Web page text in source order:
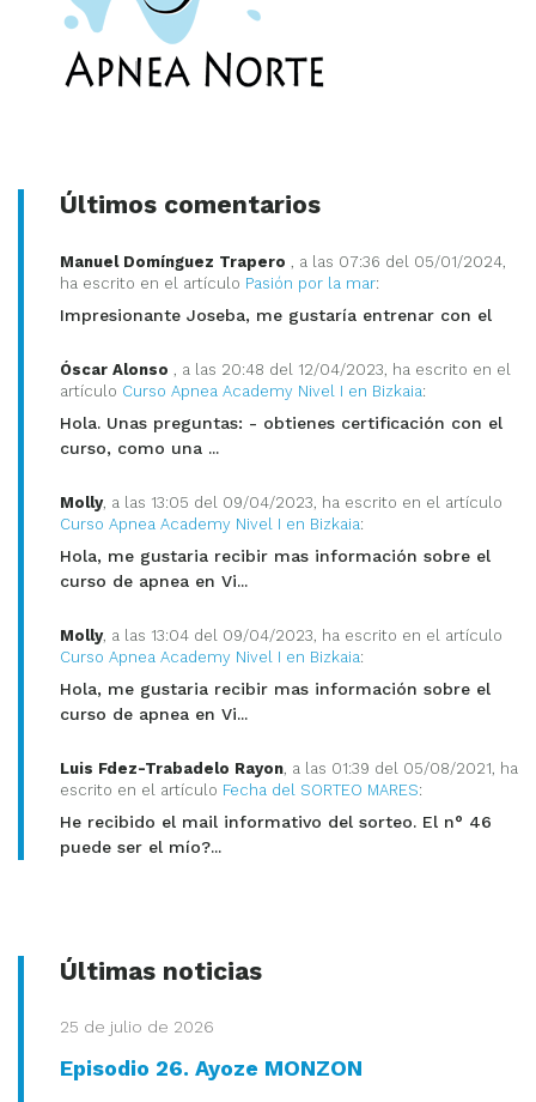
Últimos comentarios
Manuel Domínguez Trapero
, a las 07:36 del 05/01/2024,
ha escrito en el artículo Pasión por la mar:
Impresionante Joseba, me gustaría entrenar con el
Óscar Alonso
, a las 20:48 del 12/04/2023, ha escrito en el
artículo Curso Apnea Academy Nivel I en Bizkaia:
Hola. Unas preguntas: - obtienes certificación con el
curso, como una ...
Molly, a las 13:05 del 09/04/2023, ha escrito en el artículo
Curso Apnea Academy Nivel I en Bizkaia:
Hola, me gustaria recibir mas información sobre el
curso de apnea en Vi...
Molly, a las 13:04 del 09/04/2023, ha escrito en el artículo
Curso Apnea Academy Nivel I en Bizkaia:
Hola, me gustaria recibir mas información sobre el
curso de apnea en Vi...
Luis Fdez-Trabadelo Rayon , a las 01:39 del 05/08/2021, ha
escrito en el artículo Fecha del SORTEO MARES:
He recibido el mail informativo del sorteo. El n° 46
puede ser el mío?...
Últimas noticias
25 de julio de 2026
Episodio 26. Ayoze MONZON